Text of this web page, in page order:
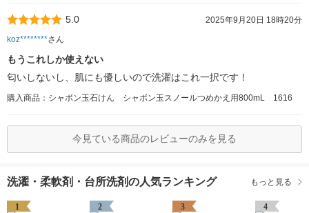
5.0
2025年9月20日 18時20分
koz********さん
もうこれしか使えない
匂いしないし、肌にも優しいので洗濯はこれ一択です！
購入商品：シャボン玉石けん シャボン玉スノールつめかえ用800mL 1616
今見ている商品のレビューのみを見る
洗濯・柔軟剤・台所洗剤の人気ランキング もっと見る
1 2 3 4